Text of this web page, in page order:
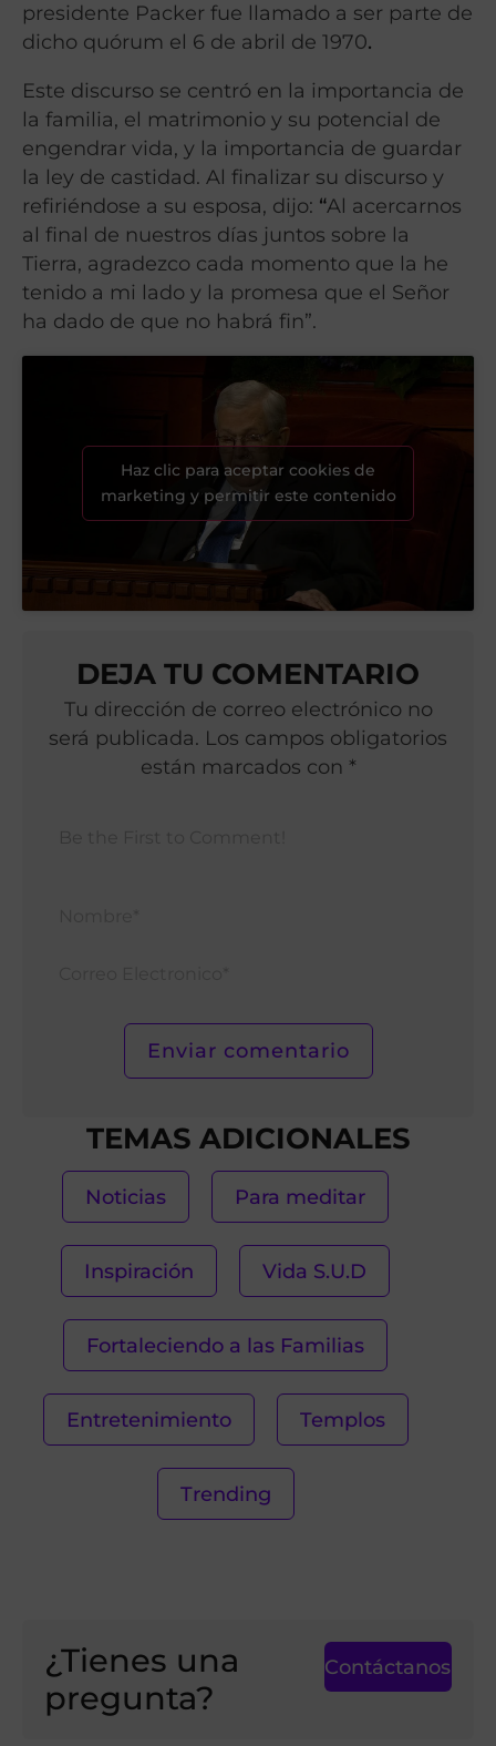
presidente Packer fue llamado a ser parte de
dicho quórum el 6 de abril de 1970.
Este discurso se centró en la importancia de
la familia, el matrimonio y su potencial de
engendrar vida, y la importancia de guardar
la ley de castidad. Al finalizar su discurso y
refiriéndose a su esposa, dijo: “Al acercarnos
al final de nuestros días juntos sobre la
Tierra, agradezco cada momento que la he
tenido a mi lado y la promesa que el Señor
ha dado de que no habrá fin”.
Haz clic para aceptar cookies de
marketing y permitir este contenido
DEJA TU COMENTARIO
Tu dirección de correo electrónico no
será publicada. Los campos obligatorios
están marcados con *
TEMAS ADICIONALES
Noticias Para meditar
Inspiración Vida S.U.D
Fortaleciendo a las Familias
Entretenimiento Templos
Trending
¿Tienes una
pregunta?
Contáctanos